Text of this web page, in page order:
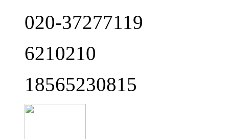
020-37277119
6210210
18565230815